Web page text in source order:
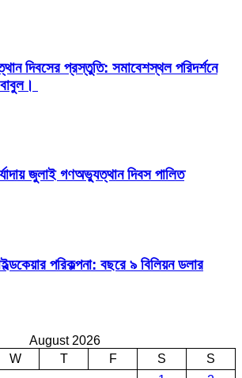
দিবসের প্রস্তুতি: সমাবেশস্থল পরিদর্শনে
জুলাই গণঅভ্যুত্থান দিবস পালিত
পরিকল্পনা: বছরে ৯ বিলিয়ন ডলার
August 2026
W T F S
S